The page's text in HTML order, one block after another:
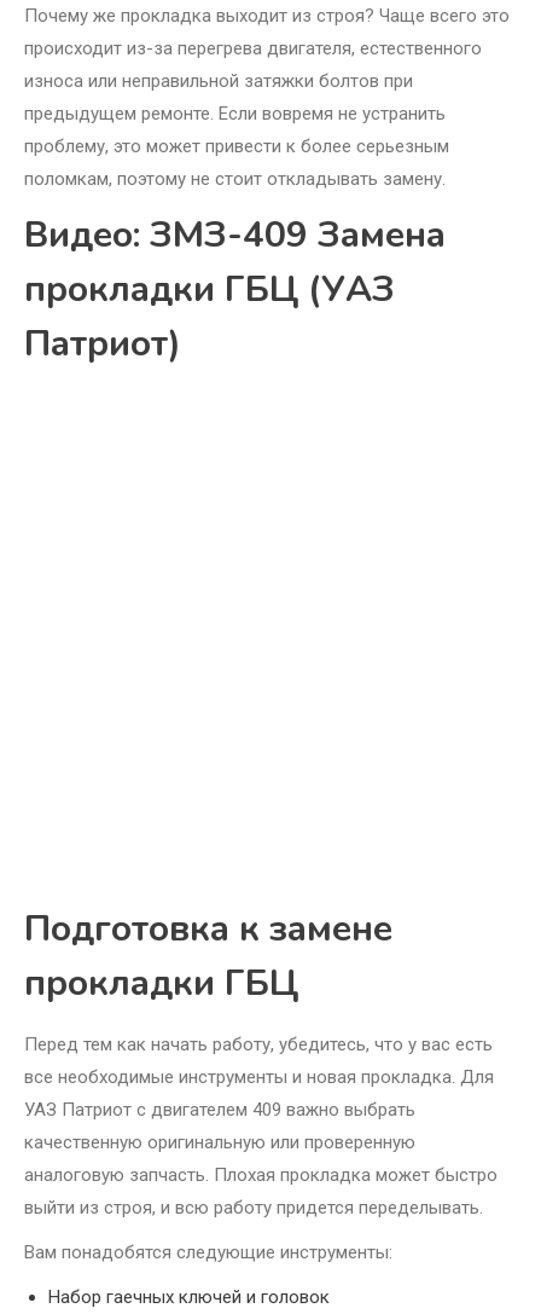
Почему же прокладка выходит из строя? Чаще всего это
происходит из-за перегрева двигателя, естественного
износа или неправильной затяжки болтов при
предыдущем ремонте. Если вовремя не устранить
проблему, это может привести к более серьезным
поломкам, поэтому не стоит откладывать замену.
Видео: ЗМЗ-409 Замена
прокладки ГБЦ (УАЗ
Патриот)
Подготовка к замене
прокладки ГБЦ
Перед тем как начать работу, убедитесь, что у вас есть
все необходимые инструменты и новая прокладка. Для
УАЗ Патриот с двигателем 409 важно выбрать
качественную оригинальную или проверенную
аналоговую запчасть. Плохая прокладка может быстро
выйти из строя, и всю работу придется переделывать.
Вам понадобятся следующие инструменты:
Набор гаечных ключей и головок